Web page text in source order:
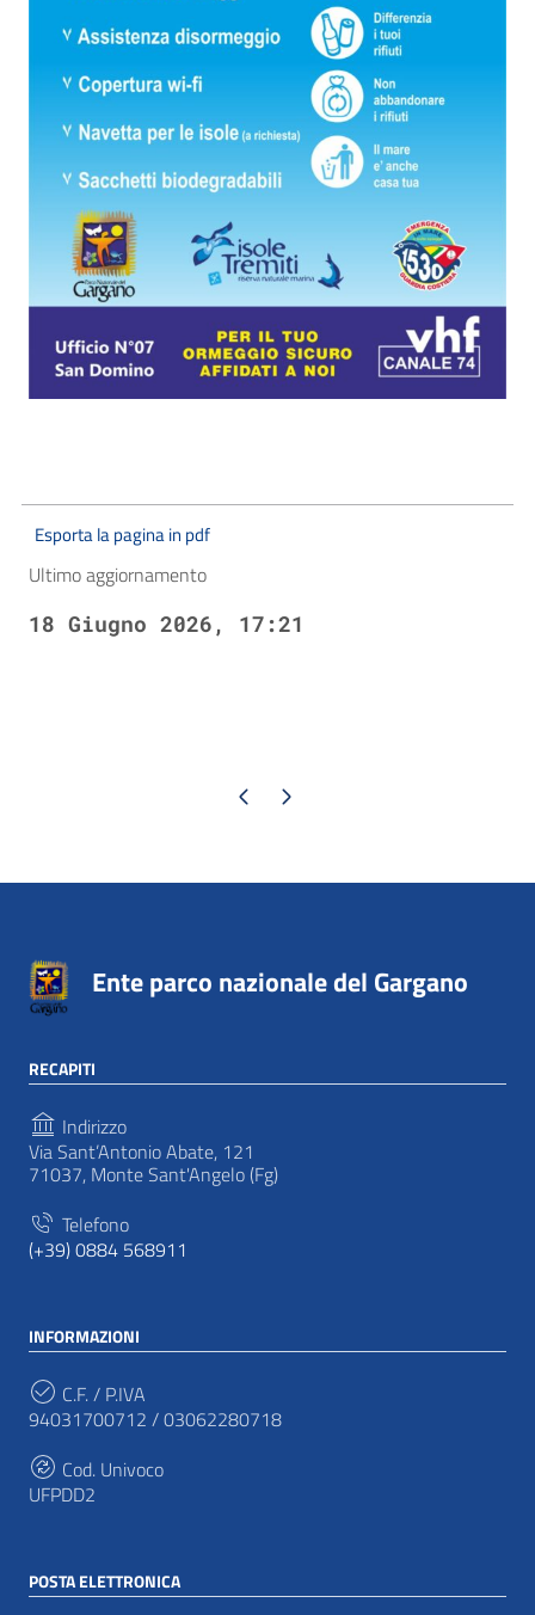
Esporta la pagina in pdf
Ultimo aggiornamento
18 Giugno 2026, 17:21
Pagina precedente
Pagina successiva
Ente parco nazionale del Gargano
RECAPITI
Indirizzo
Via Sant’Antonio Abate, 121
71037, Monte Sant'Angelo (Fg)
Telefono
(+39) 0884 568911
INFORMAZIONI
C.F. / P.IVA
94031700712 / 03062280718
Cod. Univoco
UFPDD2
POSTA ELETTRONICA